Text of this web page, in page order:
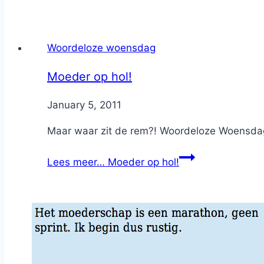
Woordeloze woensdag
Moeder op hol!
ByNicole
January 5, 2011
Maar waar zit de rem?! Woordeloze
Lees meer… Moeder op hol!